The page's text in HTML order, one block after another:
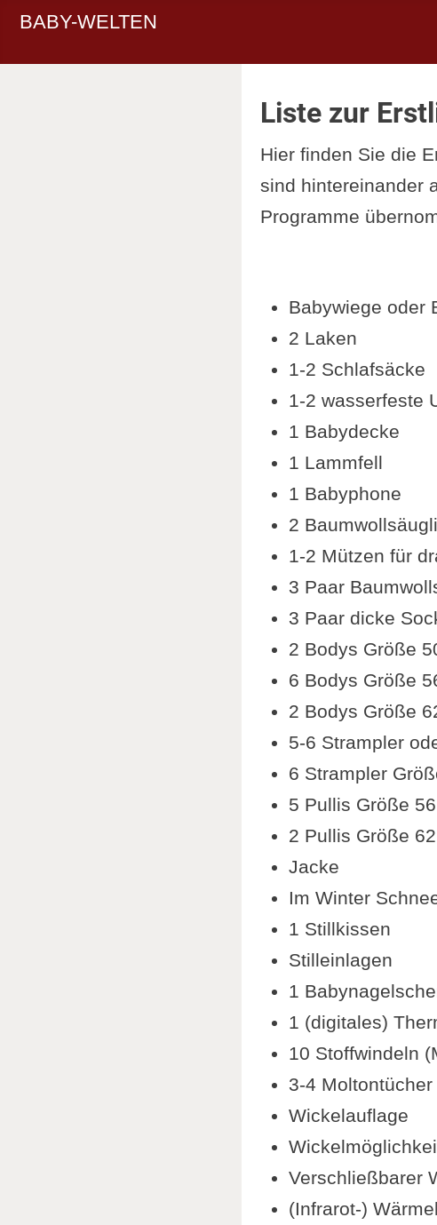
BABY-WELTEN
Liste zur
Hier finden Sie die
sind hintereinander
Programme
Babywiege oder
2 Laken
1-2 Schlafsäcke
1-2 wasserfeste
1 Babydecke
1 Lammfell
1 Babyphone
2
1-2 Mützen für
3 Paar
3 Paar dicke
2 Bodys Größe
6 Bodys Größe
2 Bodys Größe
5-6 Strampler
6 Strampler
5 Pullis Größe 56
2 Pullis Größe 62
Jacke
Im Winter
1 Stillkissen
Stilleinlagen
1
1 (digitales)
10 Stoffwindeln
3-4 Moltontücher
Wickelauflage
Verschließbarer
(Infrarot-)